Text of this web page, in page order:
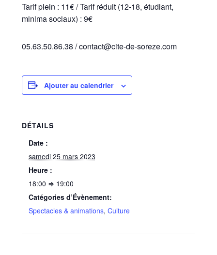
Tarif plein : 11€ / Tarif réduit (12-18, étudiant,
minima sociaux) : 9€
05.63.50.86.38 /contact@cite-de-soreze.com
Ajouter au calendrier
DÉTAILS
Date :
samedi 25 mars 2023
Heure :
18:00 ⇒ 19:00
Catégories d’Évènement:
Spectacles & animations, Culture